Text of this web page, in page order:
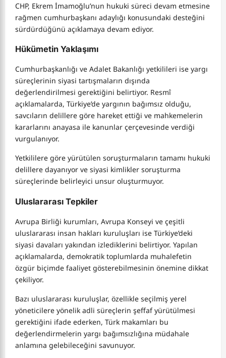
CHP, Ekrem İmamoğlu’nun hukuki süreci devam etmesine
rağmen cumhurbaşkanı adaylığı konusundaki desteğini
sürdürdüğünü açıklamaya devam ediyor.
Hükümetin Yaklaşımı
Cumhurbaşkanlığı ve Adalet Bakanlığı yetkilileri ise yargı
süreçlerinin siyasi tartışmaların dışında
değerlendirilmesi gerektiğini belirtiyor. Resmî
açıklamalarda, Türkiye’de yargının bağımsız olduğu,
savcıların delillere göre hareket ettiği ve mahkemelerin
kararlarını anayasa ile kanunlar çerçevesinde verdiği
vurgulanıyor.
Yetkililere göre yürütülen soruşturmaların tamamı hukuki
delillere dayanıyor ve siyasi kimlikler soruşturma
süreçlerinde belirleyici unsur oluşturmuyor.
Uluslararası Tepkiler
Avrupa Birliği kurumları, Avrupa Konseyi ve çeşitli
uluslararası insan hakları kuruluşları ise Türkiye’deki
siyasi davaları yakından izlediklerini belirtiyor. Yapılan
açıklamalarda, demokratik toplumlarda muhalefetin
özgür biçimde faaliyet gösterebilmesinin önemine dikkat
çekiliyor.
Bazı uluslararası kuruluşlar, özellikle seçilmiş yerel
yöneticilere yönelik adli süreçlerin şeffaf yürütülmesi
gerektiğini ifade ederken, Türk makamları bu
değerlendirmelerin yargı bağımsızlığına müdahale
anlamına gelebileceğini savunuyor.